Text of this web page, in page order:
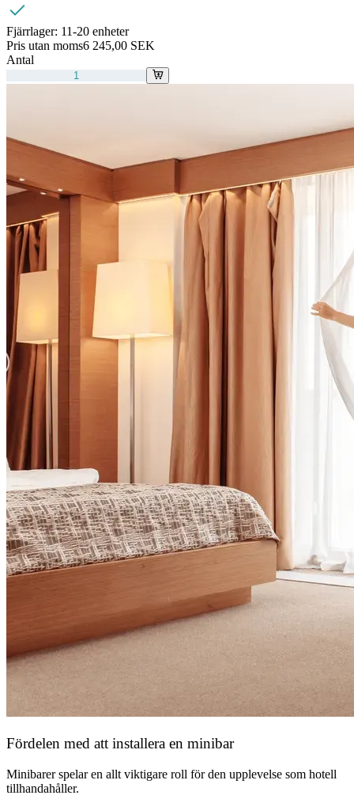
Fjärrlager: 11-20 enheter
Pris utan moms6 245,00 SEK
Antal
Fördelen med att installera en minibar
Minibarer spelar en allt viktigare roll för den upplevelse som hotell
tillhandahåller.